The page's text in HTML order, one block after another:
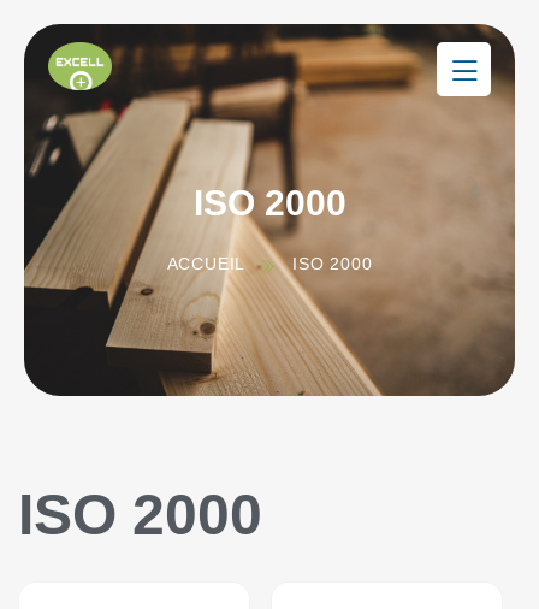
ISO 2000
ACCUEIL ISO 2000
ISO 2000